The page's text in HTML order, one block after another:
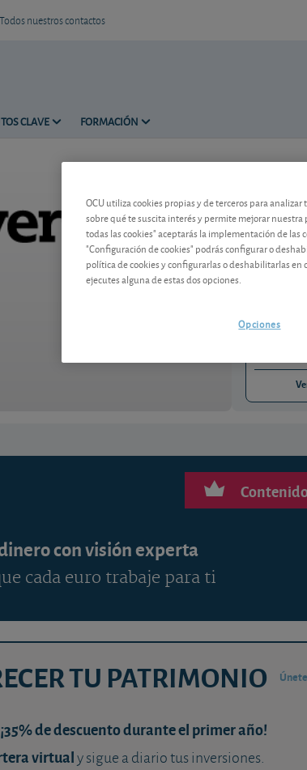
Todos nuestros contactos
CLAVE FORMACIÓN
Pese a
cara.
con visión experta
cada euro trabaje para ti
TU PATRIMONIO
de descuento durante el primer año!
virtualy sigue a diario tus inversiones.
OCU utiliza cookies propias y de terceros para
sobre qué te suscita interés y permite mejorar
todas las cookies" aceptarás la implementación de las
"Configuración de cookies" podrás configurar o
política de cookies y configurarlas o deshabilitarlas
ejecutes alguna de estas dos opciones.
Opciones